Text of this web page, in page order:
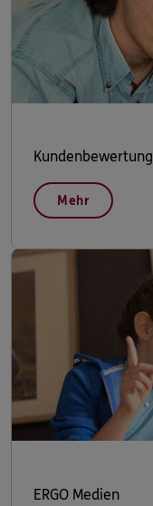
Kundenbewertung
Mehr
ERGO Medien